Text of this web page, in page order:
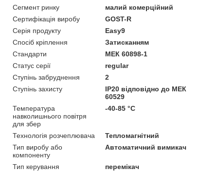
Сегмент ринку
малий комерційний
Сертифікація виробу
GOST-R
Серія продукту
Easy9
Спосіб кріплення
Затисканням
Стандарти
МЕК 60898-1
Статус серії
regular
Ступінь забруднення
2
Ступінь захисту
IP20 відповідно до МЕК
60529
Температура
навколишнього повітря
для збер
-40-85 °C
Технологія розчеплювача
Тепломагнітний
Тип виробу або
компоненту
Автоматичний вимикач
Тип керування
перемікач